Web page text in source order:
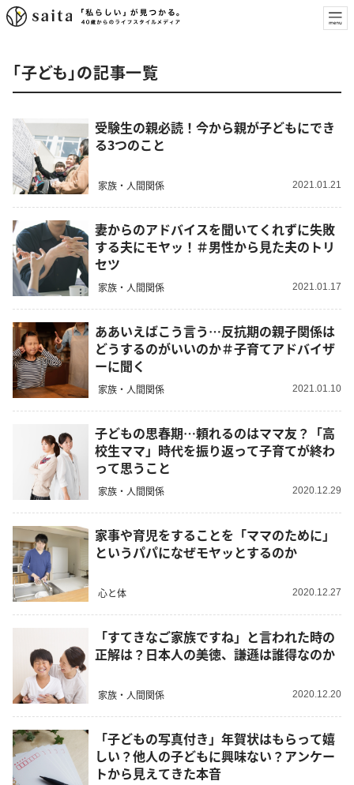
「子ども」の記事一覧
受験生の親必読！今から親が子どもにでき
る3つのこと
家族・人間関係 2021.01.21
妻からのアドバイスを聞いてくれずに失敗
する夫にモヤッ！＃男性から見た夫のトリ
セツ
家族・人間関係 2021.01.17
ああいえばこう言う…反抗期の親子関係は
どうするのがいいのか＃子育てアドバイザ
ーに聞く
家族・人間関係 2021.01.10
子どもの思春期…頼れるのはママ友？「高
校生ママ」時代を振り返って子育てが終わ
って思うこと
家族・人間関係 2020.12.29
家事や育児をすることを「ママのために」
というパパになぜモヤッとするのか
心と体 2020.12.27
「すてきなご家族ですね」と言われた時の
正解は？日本人の美徳、謙遜は誰得なのか
家族・人間関係 2020.12.20
「子どもの写真付き」年賀状はもらって嬉
しい？他人の子どもに興味ない？アンケー
トから見えてきた本音